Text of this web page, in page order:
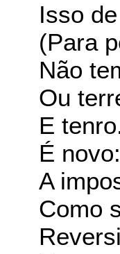
Isso
(Para
Não
Ou
E
É
A
Como